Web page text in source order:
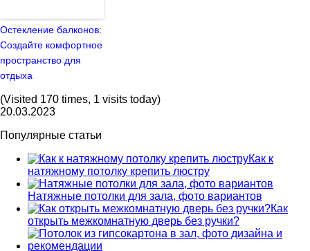
Остекление балконов:
Создайте комфортное
пространство для
отдыха
(Visited 170 times, 1 visits today)
20.03.2023
Популярные статьи
Как к
натяжному потолку крепить люстру
Натяжные потолки для зала, фото вариантов
Как
открыть межкомнатную дверь без ручки?